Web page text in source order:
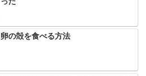
卵の殻を食べる方法